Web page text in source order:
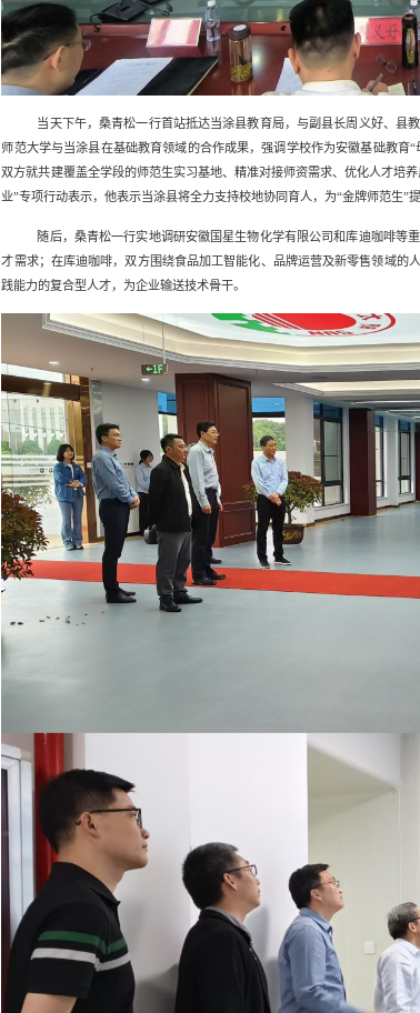
当天下午，桑青松一行首站抵达当涂县教育局，与副县长周义好、县
师范大学与当涂县在基础教育领域的合作成果，强调学校作为安徽基础教育
双方就共建覆盖全学段的师范生实习基地、精准对接师资需求、优化人才培
业”专项行动表示，他表示当涂县将全力支持校地协同育人，为“金牌师范生”
随后，桑青松一行实地调研安徽国星生物化学有限公司和库迪咖啡等
才需求；在库迪咖啡，双方围绕食品加工智能化、品牌运营及新零售领域
践能力的复合型人才，为企业输送技术骨干。